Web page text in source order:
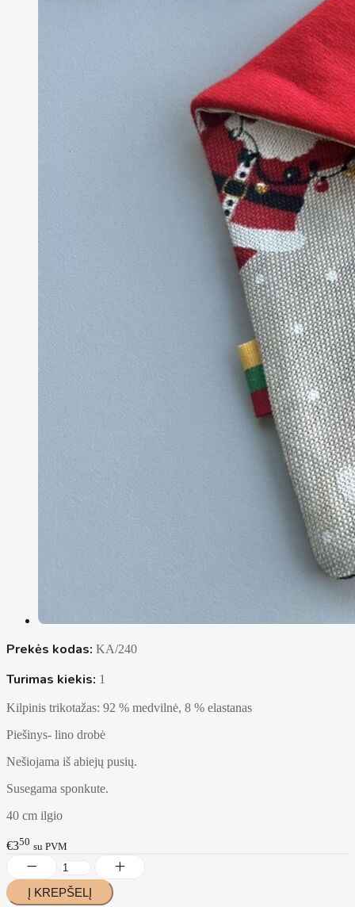
Prekės kodas: KA/240
Turimas kiekis: 1
Kilpinis trikotažas: 92 % medvilnė, 8 % elastanas
Piešinys- lino drobė
Nešiojama iš abiejų pusių.
Susegama sponkute.
40 cm ilgio
€350 su PVM